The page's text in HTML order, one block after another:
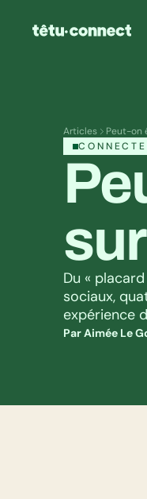
Articles
Peut-on
Du «
sociaux,
expérience
Par Aimée Le